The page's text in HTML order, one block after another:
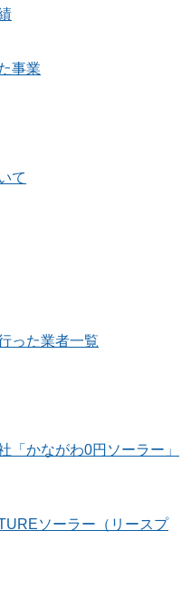
事業
て
った業者一覧
「かながわ0円ソーラー」
ソーラー（リースプ